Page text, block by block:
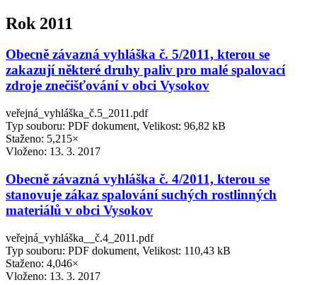
Rok 2011
Obecně závazná vyhláška č. 5/2011, kterou se
zakazují některé druhy paliv pro malé spalovací
zdroje znečišťování v obci Vysokov
veřejná_vyhláška_č.5_2011.pdf
Typ souboru: PDF dokument, Velikost: 96,82 kB
Staženo: 5,215×
Vloženo: 13. 3. 2017
Obecně závazná vyhláška č. 4/2011, kterou se
stanovuje zákaz spalování suchých rostlinných
materiálů v obci Vysokov
veřejná_vyhláška__č.4_2011.pdf
Typ souboru: PDF dokument, Velikost: 110,43 kB
Staženo: 4,046×
Vloženo: 13. 3. 2017